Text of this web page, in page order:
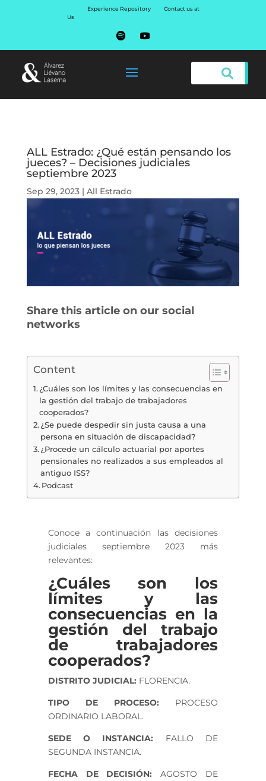
Us
Experience Repository Contact us at
ALL Estrado: ¿Qué están pensando los
jueces? – Decisiones judiciales
septiembre 2023
Sep 29, 2023| All Estrado
Share this article on our social
networks
Content
¿Cuáles son los límites y las consecuencias en
la gestión del trabajo de trabajadores
cooperados?
¿Se puede despedir sin justa causa a una
persona en situación de discapacidad?
¿Procede un cálculo actuarial por aportes
pensionales no realizados a sus empleados al
antiguo ISS?
Podcast
Conoce a continuación las decisiones
judiciales septiembre 2023 más
relevantes:
¿Cuáles son los
límites y las
consecuencias en la
gestión del trabajo
de trabajadores
cooperados?
DISTRITO JUDICIAL: FLORENCIA.
TIPO DE PROCESO: PROCESO
ORDINARIO LABORAL.
SEDE O INSTANCIA: FALLO DE
SEGUNDA INSTANCIA.
FECHA DE DECISIÓN:AGOSTO DE